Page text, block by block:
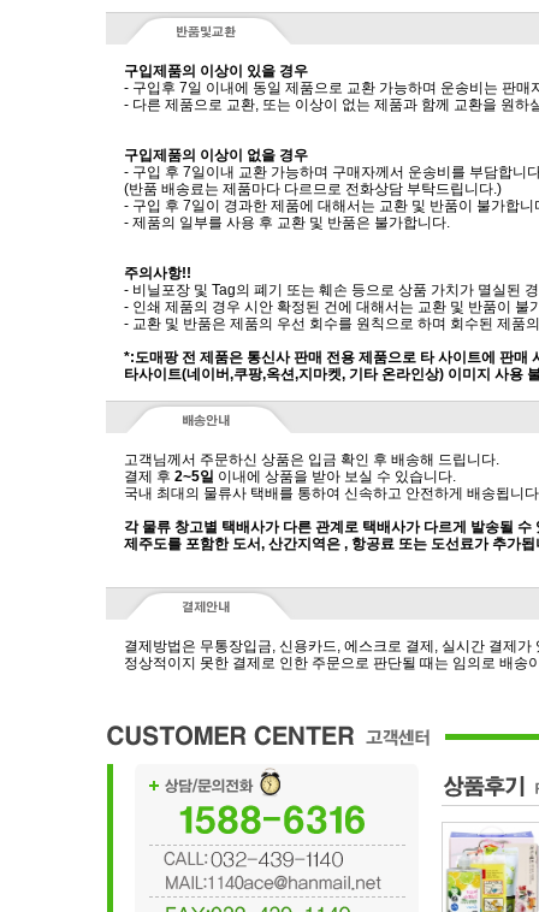
구입제품의 이상이 있을 경우
- 구입후 7일 이내에 동일 제품으로 교환 가능하며 운송비는 판매
- 다른 제품으로 교환, 또는 이상이 없는 제품과 함께 교환을 원하
구입제품의 이상이 없을 경우
- 구입 후 7일이내 교환 가능하며 구매자께서 운송비를 부담합니
(반품 배송료는 제품마다 다르므로 전화상담 부탁드립니다.)
- 구입 후 7일이 경과한 제품에 대해서는 교환 및 반품이 불가합니
- 제품의 일부를 사용 후 교환 및 반품은 불가합니다.
주의사항!!
- 비닐포장 및 Tag의 폐기 또는 훼손 등으로 상품 가치가 멸실된
- 인쇄 제품의 경우 시안 확정된 건에 대해서는 교환 및 반품이 불
- 교환 및 반품은 제품의 우선 회수를 원칙으로 하며 회수된 제품
*:도매팡 전 제품은 통신사 판매 전용 제품으로 타 사이트에 판매
타사이트(네이버,쿠팡,옥션,지마켓, 기타 온라인상) 이미지 사용
고객님께서 주문하신 상품은 입금 확인 후 배송해 드립니다.
결제 후 2~5일 이내에 상품을 받아 보실 수 있습니다.
국내 최대의 물류사 택배를 통하여 신속하고 안전하게 배송됩니
각 물류 창고별 택배사가 다른 관계로 택배사가 다르게 발송될 수
제주도를 포함한 도서, 산간지역은 , 항공료 또는 도선료가 추가됩
결제방법은 무통장입금, 신용카드, 에스크로 결제, 실시간 결제가
정상적이지 못한 결제로 인한 주문으로 판단될 때는 임의로 배송